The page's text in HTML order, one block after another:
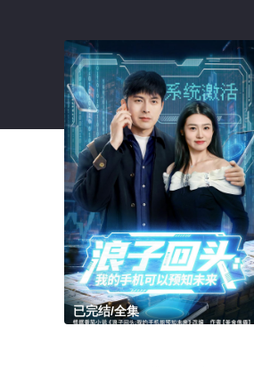
已完结/全集